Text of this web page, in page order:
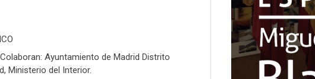
Ayuntamiento de Madrid Distrito
Ministerio del Interior.